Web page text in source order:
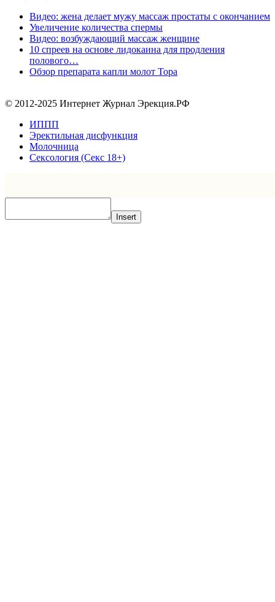
Видео: жена делает мужу массаж простаты с окончанием
Увеличение количества спермы
Видео: возбуждающий массаж женщине
10 спреев на основе лидокаина для продления
полового…
Обзор препарата капли молот Тора
© 2012-2025 Интернет Журнал Эрекция.РФ
ИППП
Эректильная дисфункция
Молочница
Сексология (Секс 18+)
Insert